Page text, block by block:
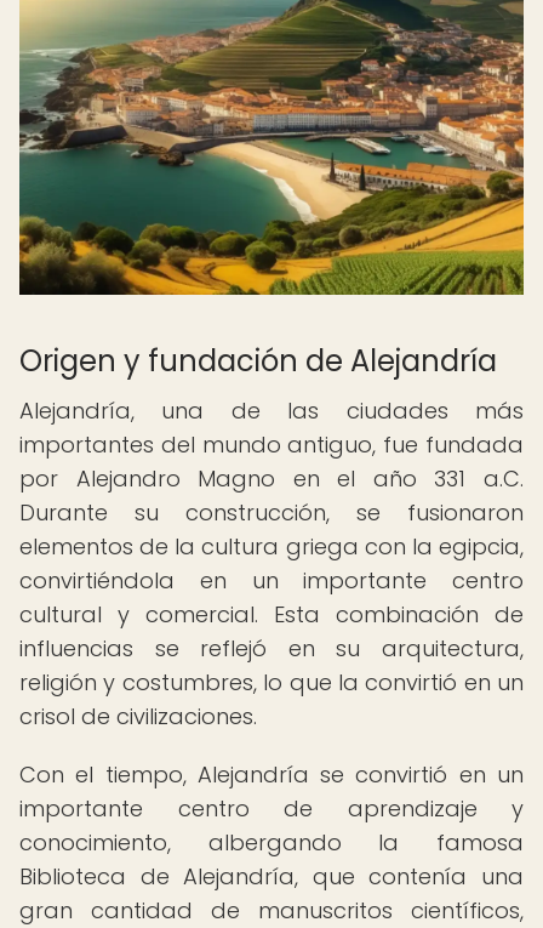
Origen y fundación de Alejandría
Alejandría, una de las ciudades más
importantes del mundo antiguo, fue fundada
por Alejandro Magno en el año 331 a.C.
Durante su construcción, se fusionaron
elementos de la cultura griega con la egipcia,
convirtiéndola en un importante centro
cultural y comercial. Esta combinación de
influencias se reflejó en su arquitectura,
religión y costumbres, lo que la convirtió en un
crisol de civilizaciones.
Con el tiempo, Alejandría se convirtió en un
importante centro de aprendizaje y
conocimiento, albergando la famosa
Biblioteca de Alejandría, que contenía una
gran cantidad de manuscritos científicos,